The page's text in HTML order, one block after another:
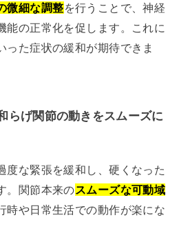
微細な調整を行うことで、神経
能の正常化を促します。これに
った症状の緩和が期待できま
らげ関節の動きをスムーズに
度な緊張を緩和し、硬くなった
。関節本来のスムーズな可動域
時や日常生活での動作が楽にな